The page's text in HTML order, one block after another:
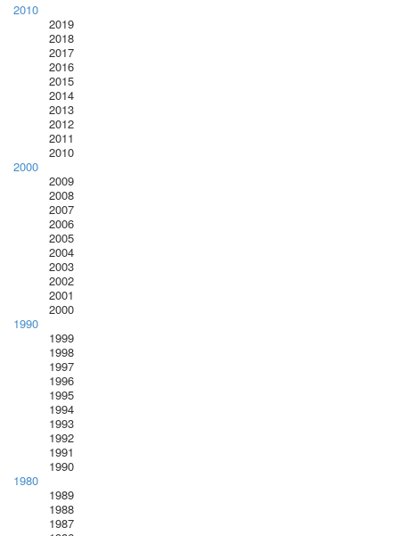
2010
2019
2018
2017
2016
2015
2014
2013
2012
2011
2010
2000
2009
2008
2007
2006
2005
2004
2003
2002
2001
2000
1990
1999
1998
1997
1996
1995
1994
1993
1992
1991
1990
1980
1989
1988
1987